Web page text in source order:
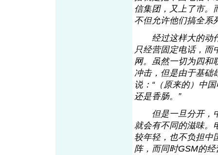
信集团，又上了市。
不但允许他们搞全系
经过这样大的动作
只经营固定电话，而
网。虽然一切为四和
冲击，但是由于基础
说：“（原来的）中
还是香肠。”
但是一旦分开，中
就会有不同的滋味。
较年轻，也不负担中
阵，而同时GSM的